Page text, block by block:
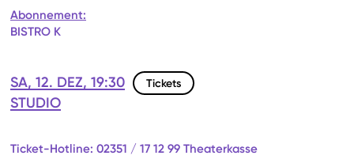
Abonnement:
BISTRO K
SA, 12. DEZ, 19:30 Tickets
STUDIO
Ticket-Hotline: 02351 / 17 12 99 Theaterkasse